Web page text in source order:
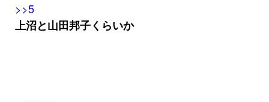
>>5
上沼と山田邦子くらいか